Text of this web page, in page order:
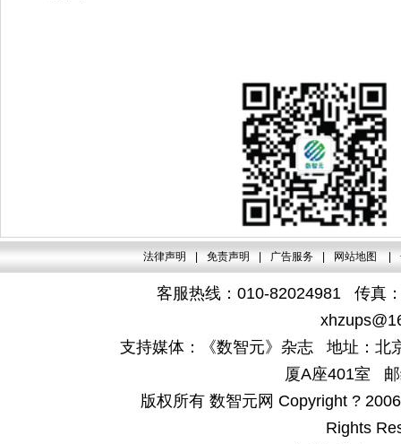
法律声明 免责声明 广告服务 网站地图
客服热线：010-82024981 传真
支持媒体：《数智元》杂志 地址：北
厦A座401室
版权所有 数智元网 Copyright ?
Rights